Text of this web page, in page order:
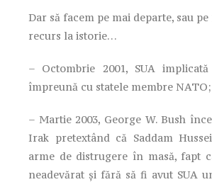
Dar să facem pe mai departe, sau
recurs la istorie…
– Octombrie 2001, SUA
împreună cu statele membre NATO;
– Martie 2003, George W. Bush
Irak pretextând că Saddam
arme de distrugere în masă, fapt
neadevărat și fără să fi avut SUA